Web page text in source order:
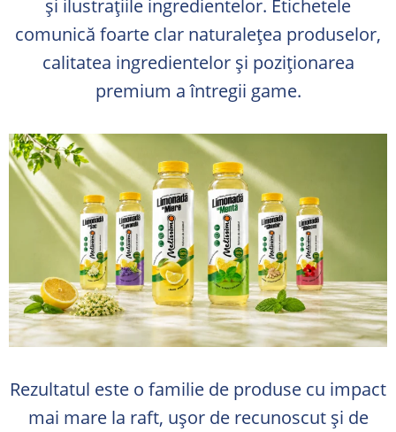
și ilustrațiile ingredientelor. Etichetele
comunică foarte clar naturalețea produselor,
calitatea ingredientelor și poziționarea
premium a întregii game.
Rezultatul este o familie de produse cu impact
mai mare la raft, ușor de recunoscut și de